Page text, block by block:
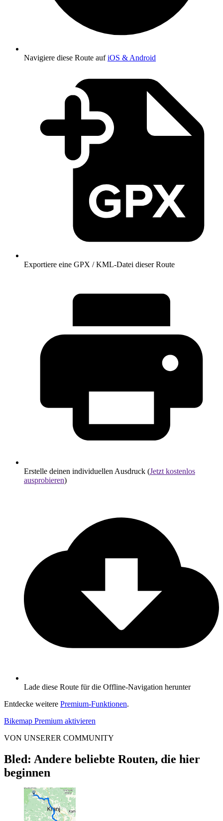
Navigiere diese Route aufiOS & Android
Exportiere eine GPX / KML-Datei dieser Route
Erstelle deinen individuellen Ausdruck (Jetzt kostenlos
ausprobieren)
Lade diese Route für die Offline-Navigation herunter
Entdecke weitere Premium-Funktionen.
Bikemap Premium aktivieren
VON UNSERER COMMUNITY
Bled: Andere beliebte Routen, die hier
beginnen